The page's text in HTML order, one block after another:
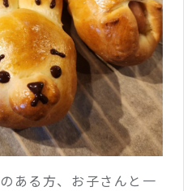
ある方、お子さんと一